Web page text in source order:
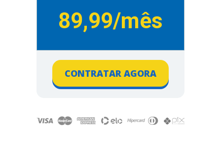
89,99/mês
CONTRATAR AGORA